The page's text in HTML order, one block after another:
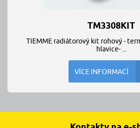
TM3308KIT
TIEMME radiátorový kit rohový -
hlavice- ...
VÍCE INFORMACÍ